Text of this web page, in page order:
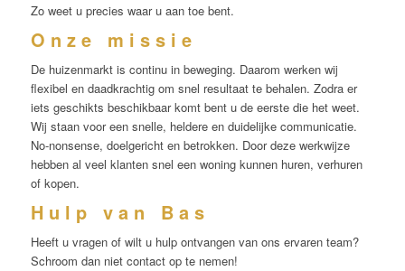
Zo weet u precies waar u aan toe bent.
O n z e m i s s i e
De huizenmarkt is continu in beweging. Daarom werken wij
flexibel en daadkrachtig om snel resultaat te behalen. Zodra er
iets geschikts beschikbaar komt bent u de eerste die het weet.
Wij staan voor een snelle, heldere en duidelijke communicatie.
No-nonsense, doelgericht en betrokken. Door deze werkwijze
hebben al veel klanten snel een woning kunnen huren, verhuren
of kopen.
H u l p v a n B a s
Heeft u vragen of wilt u hulp ontvangen van ons ervaren team?
Schroom dan niet contact op te nemen!